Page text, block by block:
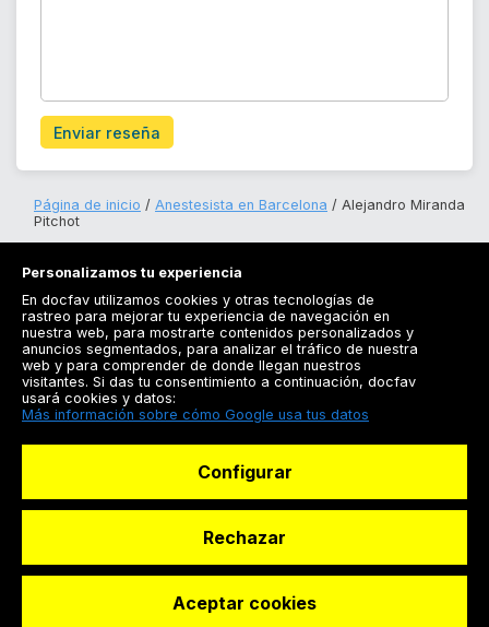
Enviar reseña
Página de inicio Anestesista en Barcelona
Alejandro Miranda
Pitchot
Registrarse
Docfav
© Dashboard Technologies S.L
Personalizamos tu experiencia
En docfav utilizamos cookies y otras tecnologías de
rastreo para mejorar tu experiencia de navegación en
nuestra web, para mostrarte contenidos personalizados y
anuncios segmentados, para analizar el tráfico de nuestra
web y para comprender de donde llegan nuestros
visitantes. Si das tu consentimiento a continuación, docfav
usará cookies y datos:
Más información sobre cómo Google usa tus datos
Configurar
Rechazar
Aceptar cookies